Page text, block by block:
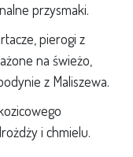
przysmaki.
pierogi z
na świeżo,
z Maliszewa.
i chmielu.